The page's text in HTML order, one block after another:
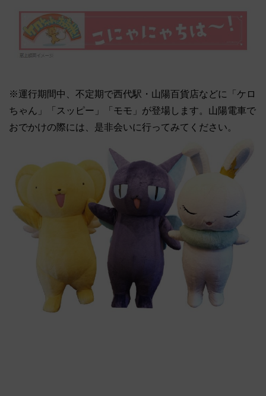
※運行期間中、不定期で西代駅・山陽百貨店などに「ケロ
ちゃん」「スッピー」「モモ」が登場します。山陽電車で
おでかけの際には、是非会いに行ってみてください。